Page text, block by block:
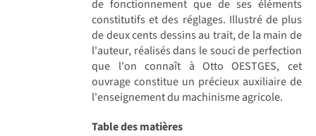
de fonctionnement que de ses éléments
constitutifs et des réglages. Illustré de plus
de deux cents dessins au trait, de la main de
l'auteur, réalisés dans le souci de perfection
que l'on connaît à Otto OESTGES, cet
ouvrage constitue un précieux auxiliaire de
l'enseignement du machinisme agricole.
Table des matières